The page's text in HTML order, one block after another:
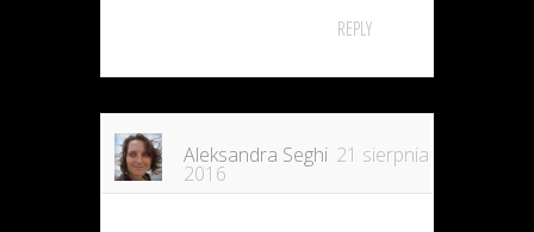
REPLY
Aleksandra Seghi 21 sierpnia
2016